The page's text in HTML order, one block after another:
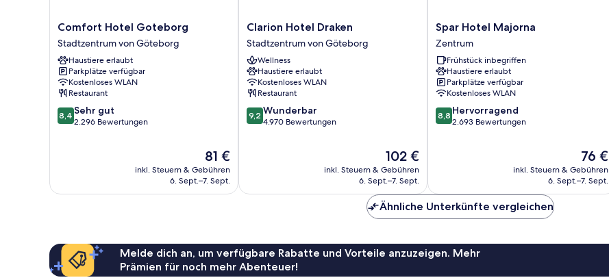
Comfort
Hotel
Goteborg
Stadtzentrum
von
Göteborg
Comfort Hotel Goteborg
Stadtzentrum von Göteborg
Haustiere erlaubt
Parkplätze verfügbar
Kostenloses WLAN
Restaurant
8.4
von
8,4 Sehr gut
2.296 Bewertungen
Der
Preis
beträgt
81 €
inkl. Steuern & Gebühren
6. Sept.–7. Sept.
Clarion
Hotel
Draken
Stadtzentrum
von
Göteborg
Clarion Hotel Draken
Stadtzentrum von Göteborg
Wellness
Haustiere erlaubt
Kostenloses WLAN
Restaurant
9.2
von
9,2 Wunderbar
4.970 Bewertungen
Der
Preis
beträgt
102 €
inkl. Steuern & Gebühren
6. Sept.–7. Sept.
Spar
Hotel
Majorna
Zentrum
Spar Hotel Majorna
Zentrum
Frühstück inbegriffen
Haustiere erlaubt
Parkplätze verfügbar
Kostenloses WLAN
8.8
von
8,8 Hervorragend
2.693 Bewertungen
Der
Preis
beträgt
76 €
inkl. Steuern & Gebühren
6. Sept.–7. Sept.
Ähnliche Unterkünfte vergleichen
Melde dich an, um verfügbare Rabatte und Vorteile anzuzeigen. Mehr
Prämien für noch mehr Abenteuer!